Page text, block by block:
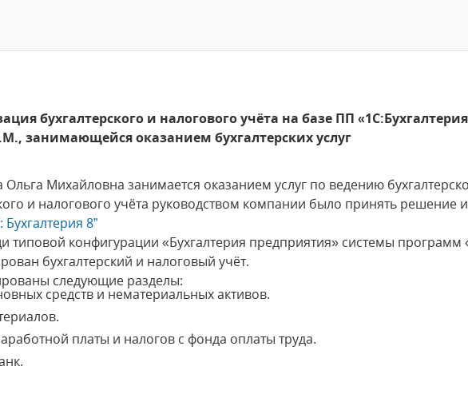
бухгалтерского и налогового учёта на базе ПП
занимающейся оказанием бухгалтерских услуг
Михайловна занимается оказанием услуг по ведению
и налогового учёта руководством компании было принять решение
Бухгалтерия 8”
конфигурации «Бухгалтерия предприятия» системы программ
бухгалтерский и налоговый учёт.
следующие разделы:
средств и нематериальных активов.
платы и налогов с фонда оплаты труда.